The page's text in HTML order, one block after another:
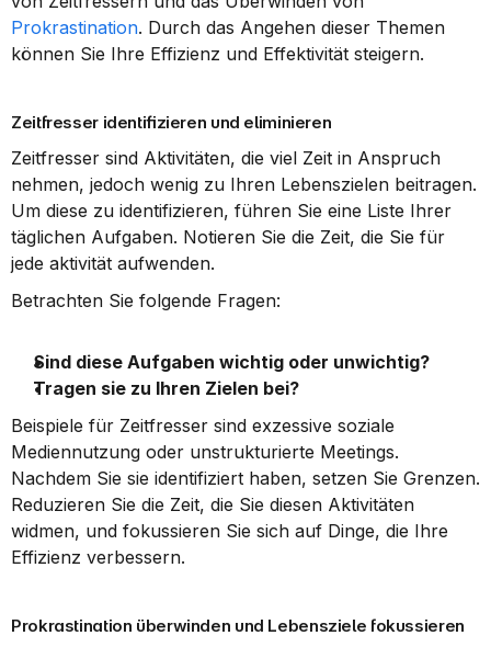
Prokrastination. Durch das Angehen dieser Themen
können Sie Ihre Effizienz und Effektivität steigern.
Zeitfresser identifizieren und eliminieren
Zeitfresser sind Aktivitäten, die viel Zeit in Anspruch
nehmen, jedoch wenig zu Ihren Lebenszielen beitragen.
Um diese zu identifizieren, führen Sie eine Liste Ihrer
täglichen Aufgaben. Notieren Sie die Zeit, die Sie für
jede aktivität aufwenden.
Betrachten Sie folgende Fragen:
Sind diese Aufgaben wichtig oder unwichtig?
Tragen sie zu Ihren Zielen bei?
Beispiele für Zeitfresser sind exzessive soziale
Mediennutzung oder unstrukturierte Meetings.
Nachdem Sie sie identifiziert haben, setzen Sie Grenzen.
Reduzieren Sie die Zeit, die Sie diesen Aktivitäten
widmen, und fokussieren Sie sich auf Dinge, die Ihre
Effizienz verbessern.
Prokrastination überwinden und Lebensziele fokussieren